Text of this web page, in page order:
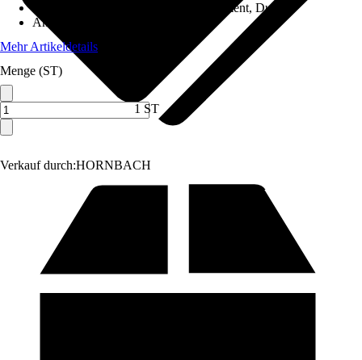
Verkauf durch:HORNBACH
Duschbodenelement, Dusche
Anschluss
Mehr Artikeldetails
Menge (ST)
1 ST